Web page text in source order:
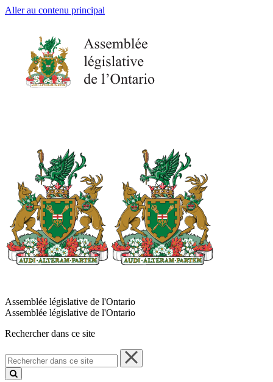
Aller au contenu principal
Assemblée législative de l'Ontario
Assemblée législative de l'Ontario
Rechercher dans ce site
Rechercher
dans
ce